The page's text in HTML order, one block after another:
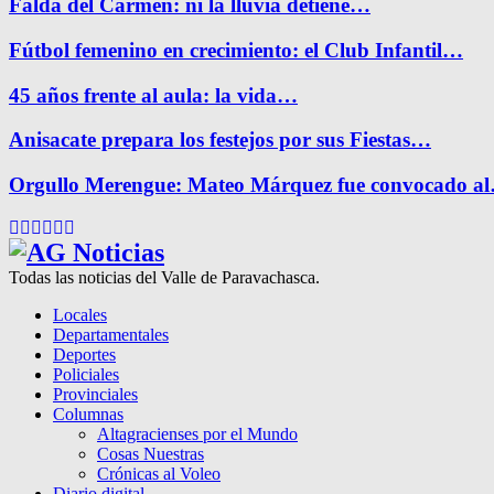
Falda del Carmen: ni la lluvia detiene…
Fútbol femenino en crecimiento: el Club Infantil…
45 años frente al aula: la vida…
Anisacate prepara los festejos por sus Fiestas…
Orgullo Merengue: Mateo Márquez fue convocado
Facebook
Twitter
Instagram
Pinterest
Google
Todas las noticias del Valle de Paravachasca.
Locales
Departamentales
Deportes
Policiales
Provinciales
Columnas
Altagracienses por el Mundo
Cosas Nuestras
Crónicas al Voleo